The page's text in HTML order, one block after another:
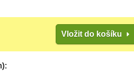
Vložit do košíku